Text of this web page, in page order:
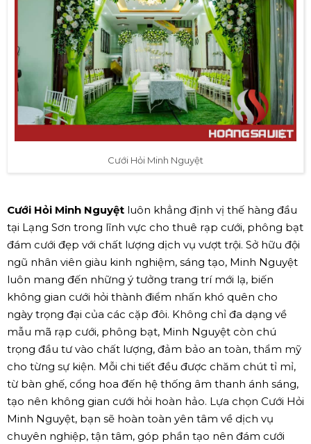
Cưới Hỏi Minh Nguyệt
Cưới Hỏi Minh Nguyệt luôn khẳng định vị thế hàng đầu
tại Lạng Sơn trong lĩnh vực cho thuê rạp cưới, phông bạt
đám cưới đẹp với chất lượng dịch vụ vượt trội. Sở hữu đội
ngũ nhân viên giàu kinh nghiệm, sáng tạo, Minh Nguyệt
luôn mang đến những ý tưởng trang trí mới lạ, biến
không gian cưới hỏi thành điểm nhấn khó quên cho
ngày trọng đại của các cặp đôi. Không chỉ đa dạng về
mẫu mã rạp cưới, phông bạt, Minh Nguyệt còn chú
trọng đầu tư vào chất lượng, đảm bảo an toàn, thẩm mỹ
cho từng sự kiện. Mỗi chi tiết đều được chăm chút tỉ mỉ,
từ bàn ghế, cổng hoa đến hệ thống âm thanh ánh sáng,
tạo nên không gian cưới hỏi hoàn hảo. Lựa chọn Cưới Hỏi
Minh Nguyệt, bạn sẽ hoàn toàn yên tâm về dịch vụ
chuyên nghiệp, tận tâm, góp phần tạo nên đám cưới